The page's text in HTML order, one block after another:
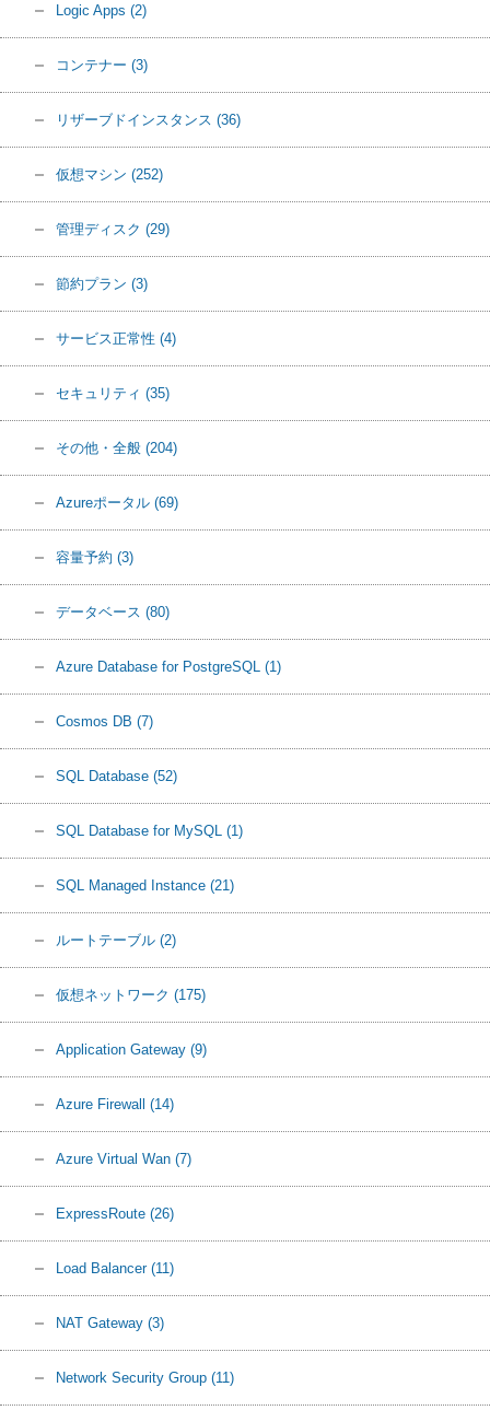
Logic Apps (2)
コンテナー (3)
リザーブドインスタンス (36)
仮想マシン (252)
管理ディスク (29)
節約プラン (3)
サービス正常性 (4)
セキュリティ (35)
その他・全般 (204)
Azureポータル (69)
容量予約 (3)
データベース (80)
Azure Database for PostgreSQL (1)
Cosmos DB (7)
SQL Database (52)
SQL Database for MySQL (1)
SQL Managed Instance (21)
ルートテーブル (2)
仮想ネットワーク (175)
Application Gateway (9)
Azure Firewall (14)
Azure Virtual Wan (7)
ExpressRoute (26)
Load Balancer (11)
NAT Gateway (3)
Network Security Group (11)